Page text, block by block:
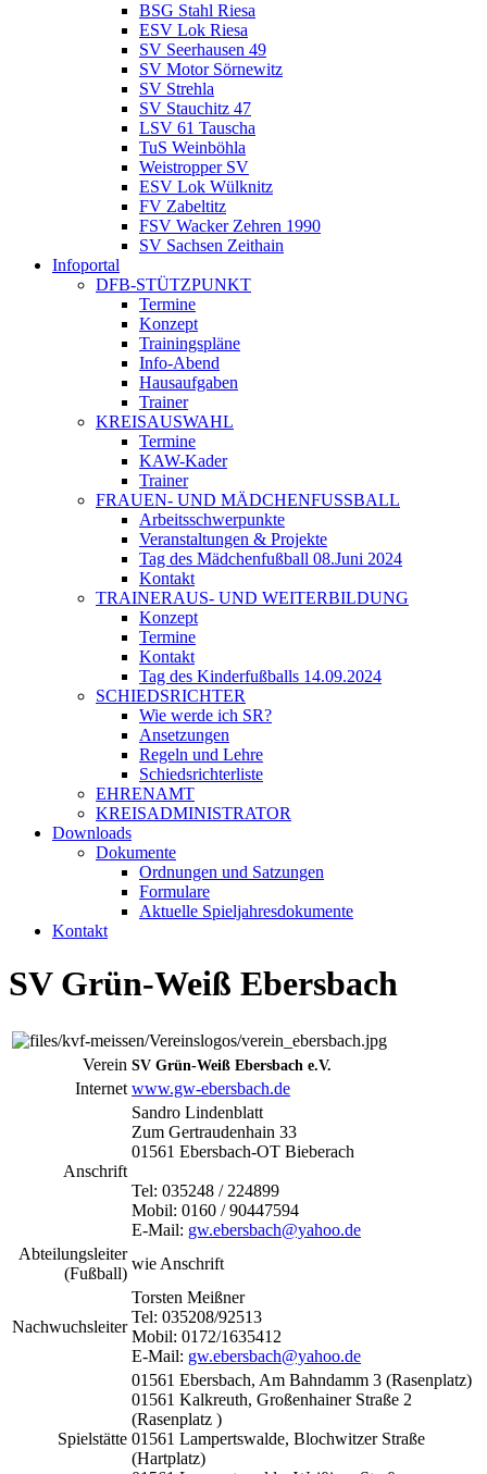
BSG Stahl Riesa
ESV Lok Riesa
SV Seerhausen 49
SV Motor Sörnewitz
SV Strehla
SV Stauchitz 47
LSV 61 Tauscha
TuS Weinböhla
Weistropper SV
ESV Lok Wülknitz
FV Zabeltitz
FSV Wacker Zehren 1990
SV Sachsen Zeithain
Infoportal
DFB-STÜTZPUNKT
Termine
Konzept
Trainingspläne
Info-Abend
Hausaufgaben
Trainer
KREISAUSWAHL
Termine
KAW-Kader
Trainer
FRAUEN- UND MÄDCHENFUSSBALL
Arbeitsschwerpunkte
Veranstaltungen & Projekte
Tag des Mädchenfußball 08.Juni 2024
Kontakt
TRAINERAUS- UND WEITERBILDUNG
Konzept
Termine
Kontakt
Tag des Kinderfußballs 14.09.2024
SCHIEDSRICHTER
Wie werde ich SR?
Ansetzungen
Regeln und Lehre
Schiedsrichterliste
EHRENAMT
KREISADMINISTRATOR
Downloads
Dokumente
Ordnungen und Satzungen
Formulare
Aktuelle Spieljahresdokumente
Kontakt
SV Grün-Weiß Ebersbach
Verein SV Grün-Weiß Ebersbach e.V.
Internet www.gw-ebersbach.de
Anschrift
Sandro Lindenblatt
Zum Gertraudenhain 33
01561 Ebersbach-OT Bieberach
Tel: 035248 / 224899
Mobil: 0160 / 90447594
E-Mail: gw.ebersbach@yahoo.de
Abteilungsleiter
(Fußball)
wie Anschrift
Nachwuchsleiter
Torsten Meißner
Tel: 035208/92513
Mobil: 0172/1635412
E-Mail: gw.ebersbach@yahoo.de
Spielstätte
01561 Ebersbach, Am Bahndamm 3 (Rasenplatz)
01561 Kalkreuth, Großenhainer Straße 2
(Rasenplatz )
01561 Lampertswalde, Blochwitzer Straße
(Hartplatz)